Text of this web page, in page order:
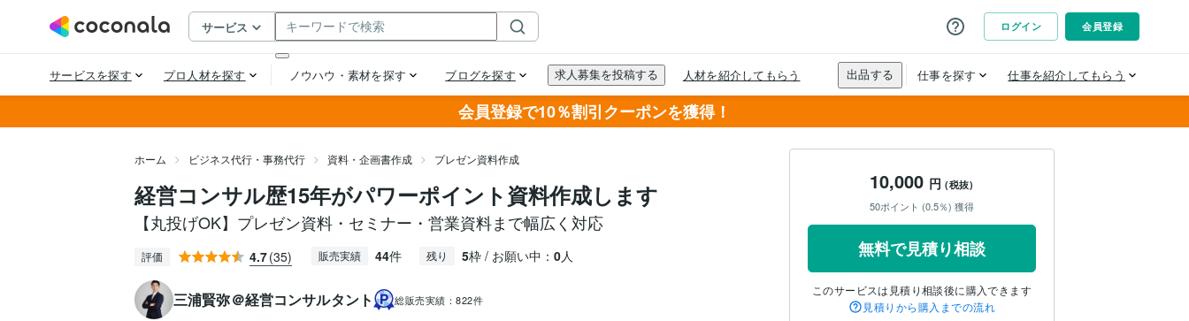
会員登録で10％割引クーポンを獲得！
ホーム ビジネス代行・事務代行 資料・企画書作成 プレゼン資料作成
経営コンサル歴15年がパワーポイント資料作成します
【丸投げOK】プレゼン資料・セミナー・営業資料まで幅広く対応
評価 4.7(35) 販売実績 44件 残り 5枠 / お願い中： 0人
三浦賢弥＠経営コンサルタント 総販売実績：822件
10,000 円(税抜)
50ポイント (0.5％) 獲得
無料で見積り相談
このサービスは見積り相談後に購入できます
見積りから購入までの流れ